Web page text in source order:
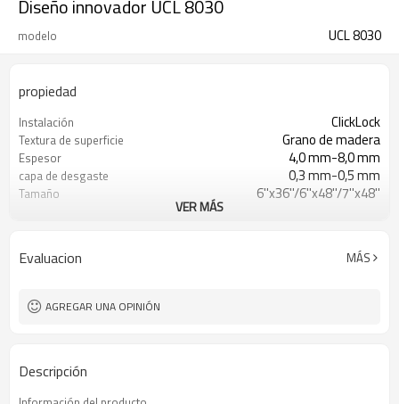
Diseño innovador UCL 8030
modelo UCL 8030
propiedad
Instalación ClickLock
Textura de superficie Grano de madera
Espesor 4,0 mm-8,0 mm
capa de desgaste 0,3 mm-0,5 mm
Tamaño
6''x36''/6''x48''/7''x48''
Impermeable/antideslizante/ignífugo/
a los arañazos
VER MÁS
Evaluacion MÁS
AGREGAR UNA OPINIÓN
Descripción